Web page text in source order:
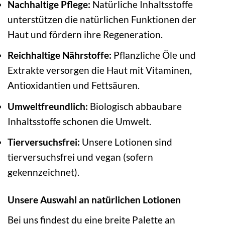
Nachhaltige Pflege: Natürliche Inhaltsstoffe
unterstützen die natürlichen Funktionen der
Haut und fördern ihre Regeneration.
Reichhaltige Nährstoffe: Pflanzliche Öle und
Extrakte versorgen die Haut mit Vitaminen,
Antioxidantien und Fettsäuren.
Umweltfreundlich: Biologisch abbaubare
Inhaltsstoffe schonen die Umwelt.
Tierversuchsfrei: Unsere Lotionen sind
tierversuchsfrei und vegan (sofern
gekennzeichnet).
Unsere Auswahl an natürlichen Lotionen
Bei uns findest du eine breite Palette an